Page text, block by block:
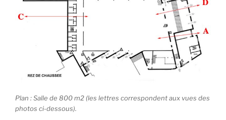
Plan : Salle de 800 m2 (les lettres correspondent aux vues des
photos ci-dessous).